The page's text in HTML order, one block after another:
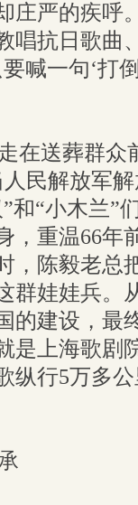
庄严的疾呼
唱抗日歌曲
喊一句‘打
在送葬群
民解放军
和“小木兰”
，重温66年
，陈毅老总
群娃娃兵。
的建设，最
是上海歌剧
纵行5万多